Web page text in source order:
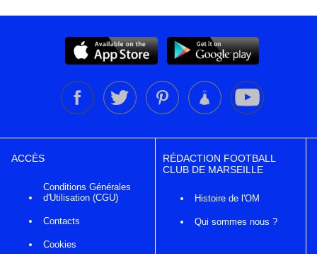
ACCÈS
Conditions Générales
d'Utilisation (CGU)
Contacts
Cookies
RÉDACTION FOOTBALL
CLUB DE MARSEILLE
Histoire de l'OM
Qui sommes nous ?